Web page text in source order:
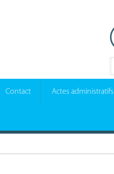
Contact Actes administratifs